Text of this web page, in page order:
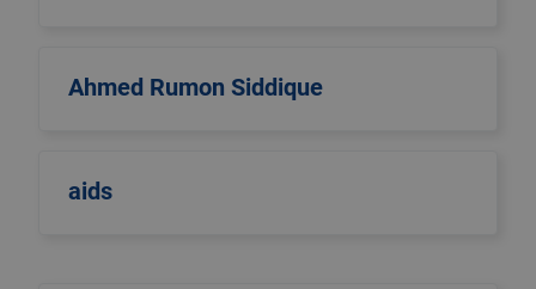
Ahmed Rumon Siddique
aids